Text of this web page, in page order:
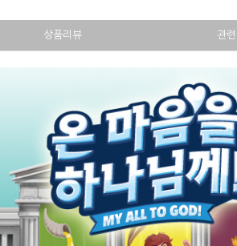
상품리뷰 관